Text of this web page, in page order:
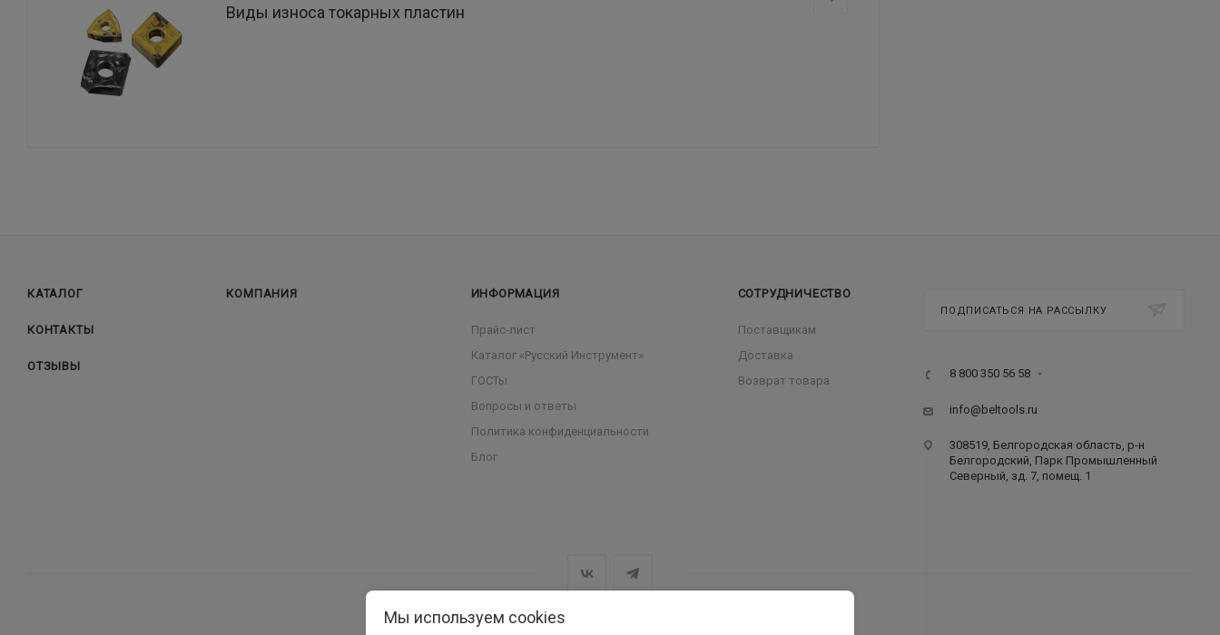
Виды износа токарных пластин
КАТАЛОГ
КОНТАКТЫ
ОТЗЫВЫ
КОМПАНИЯ ИНФОРМАЦИЯ
Прайс-лист
Каталог «Русский Инструмент»
ГОСТы
Вопросы и ответы
Политика конфиденциальности
Блог
СОТРУДНИЧЕСТВО
Поставщикам
Доставка
Возврат товара
ПОДПИСАТЬСЯ НА РАССЫЛКУ
8 800 350 56 58
info@beltools.ru
308519, Белгородская область, р-н
Белгородский, Парк Промышленный
Северный, зд. 7, помещ. 1
Мы используем cookies